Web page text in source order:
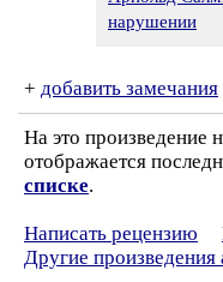
нарушении
+ добавить замечания
На это произведение
отображается
списке.
Написать рецензию
Другие